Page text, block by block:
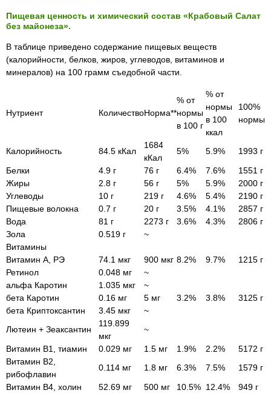
Пищевая ценность и химический состав «Крабовый Салат
без майонеза».
В таблице приведено содержание пищевых веществ
(калорийности, белков, жиров, углеводов, витаминов и
минералов) на 100 грамм съедобной части.
Нутриент КоличествоНорма**
% от
нормы
в 100 г
% от
нормы
в 100
ккал
100%
нормы
Калорийность 84.5 кКал
1684
кКал
5% 5.9%
1993 г
Белки
4.9 г 76 г 6.4% 7.6%
1551 г
Жиры
2.8 г 56 г 5% 5.9%
2000 г
Углеводы
10 г 219 г 4.6% 5.4%
2190 г
Пищевые волокна
0.7 г 20 г 3.5% 4.1%
2857 г
Вода
81 г 2273 г 3.6% 4.3%
2806 г
Зола
0.519 г
~
Витамины
Витамин А, РЭ
74.1 мкг 900 мкг 8.2% 9.7%
1215 г
Ретинол
0.048 мг
~
альфа Каротин
1.035 мкг
~
бета Каротин
0.16 мг 5 мг 3.2% 3.8%
3125 г
бета Криптоксантин
3.45 мкг
~
Лютеин + Зеаксантин
119.899
мкг
~
Витамин В1, тиамин
0.029 мг 1.5 мг 1.9% 2.2%
5172 г
Витамин В2,
рибофлавин
0.114 мг 1.8 мг 6.3% 7.5%
1579 г
Витамин В4, холин
52.69 мг 500 мг 10.5% 12.4% 949 г